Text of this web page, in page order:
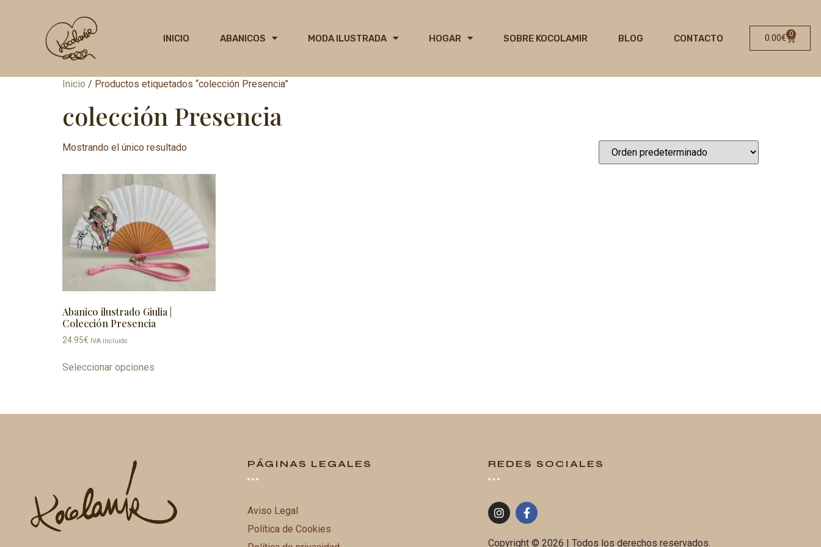
INICIO ABANICOS MODA ILUSTRADA HOGAR SOBRE KOCOLAMIR BLOG CONTACTO 0.00€ 0
Inicio / Productos etiquetados “colección Presencia”
colección Presencia
Mostrando el único resultado
Abanico ilustrado Giulia |
Colección Presencia
24.95€ IVA incluido
Seleccionar opciones
PÁGINAS LEGALES
Aviso Legal
Política de Cookies
REDES SOCIALES
Copyright © 2026 | Todos los derechos reservados.